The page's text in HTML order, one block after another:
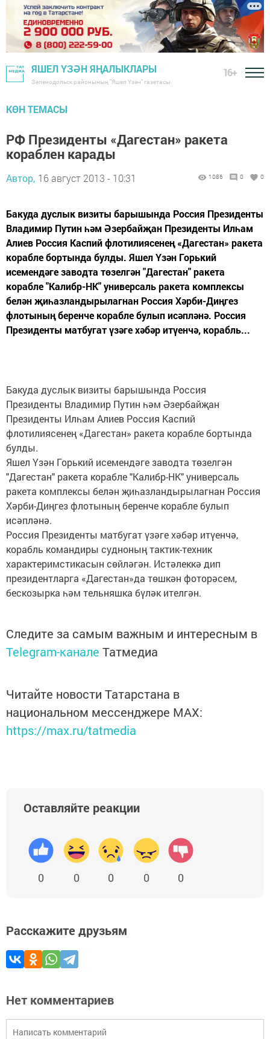
ЯШЕЛ ҮЗӘН ЯҢАЛЫКЛАРЫ
Зеленодольск районының "Яшел Үзән" газетасы
16+
КӨН ТЕМАСЫ
РФ Президенты «Дагестан» ракета
кораблен карады
Автор, 16 август 2013 - 10:31 1086 0 0
Бакуда дуслык визиты барышында Россия Президенты
Владимир Путин һәм Әзербайҗан Президенты Илһам
Алиев Россия Каспий флотилиясенең «Дагестан» ракета
корабле бортында булды. Яшел Үзән Горький
исемендәге заводта төзелгән "Дагестан" ракета
корабле "Калибр-НК" универсаль ракета комплексы
белән җиһазландырылагнан Россия Хәрби-Диңгез
флотының беренче корабле булып исәпләнә. Россия
Президенты матбугат үзәге хәбәр итүенчә, корабль...
Бакуда дуслык визиты барышында Россия
Президенты Владимир Путин һәм Әзербайҗан
Президенты Илһам Алиев Россия Каспий
флотилиясенең «Дагестан» ракета корабле бортында
булды.
Яшел Үзән Горький исемендәге заводта төзелгән
"Дагестан" ракета корабле "Калибр-НК" универсаль
ракета комплексы белән җиһазландырылагнан Россия
Хәрби-Диңгез флотының беренче корабле булып
исәпләнә.
Россия Президенты матбугат үзәге хәбәр итүенчә,
корабль командиры судноның тактик-техник
характеримстикасын сөйләгән. Истәлеккә дип
президентларга «Дагестан»да төшкән фоторәсем,
бескозырка һәм тельняшка бүләк ителгән.
Следите за самым важным и интересным в
Telegram-канале Татмедиа
Читайте новости Татарстана в
национальном мессенджере MАХ:
https://max.ru/tatmedia
Оставляйте реакции
0 0 0 0 0
Расскажите друзьям
Нет комментариев